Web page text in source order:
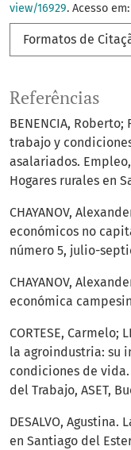
view/16929. Acesso
Formatos de
Referências
BENENCIA,
trabajo y
asalariados.
Hogares rurales en
CHAYANOV,
económicos no
número 5, julio-
CHAYANOV,
económica
CORTESE, Carmelo;
la agroindustria: su
condiciones de
del Trabajo, ASET,
DESALVO,
en Santiago del